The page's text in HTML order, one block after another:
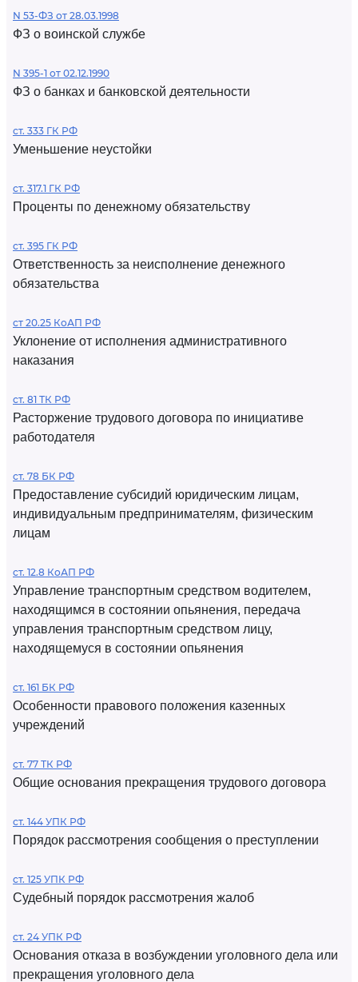
N 53-ФЗ от 28.03.1998
ФЗ о воинской службе
N 395-1 от 02.12.1990
ФЗ о банках и банковской деятельности
ст. 333 ГК РФ
Уменьшение неустойки
ст. 317.1 ГК РФ
Проценты по денежному обязательству
ст. 395 ГК РФ
Ответственность за неисполнение денежного
обязательства
ст 20.25 КоАП РФ
Уклонение от исполнения административного
наказания
ст. 81 ТК РФ
Расторжение трудового договора по инициативе
работодателя
ст. 78 БК РФ
Предоставление субсидий юридическим лицам,
индивидуальным предпринимателям, физическим
лицам
ст. 12.8 КоАП РФ
Управление транспортным средством водителем,
находящимся в состоянии опьянения, передача
управления транспортным средством лицу,
находящемуся в состоянии опьянения
ст. 161 БК РФ
Особенности правового положения казенных
учреждений
ст. 77 ТК РФ
Общие основания прекращения трудового договора
ст. 144 УПК РФ
Порядок рассмотрения сообщения о преступлении
ст. 125 УПК РФ
Судебный порядок рассмотрения жалоб
ст. 24 УПК РФ
Основания отказа в возбуждении уголовного дела или
прекращения уголовного дела